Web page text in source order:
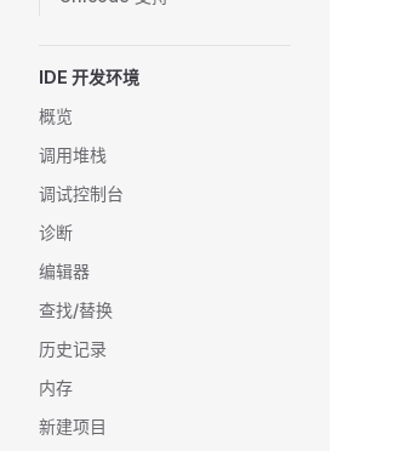
IDE 开发环境
概览
调用堆栈
调试控制台
诊断
编辑器
查找/替换
历史记录
内存
新建项目